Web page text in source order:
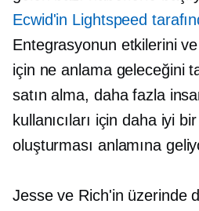
Ecwid'in Lightspeed
Entegrasyonun etkilerini
için ne anlama geleceğini
satın alma, daha fazla
kullanıcıları için daha iyi
oluşturması anlamına
Jesse ve Rich'in üzerinde